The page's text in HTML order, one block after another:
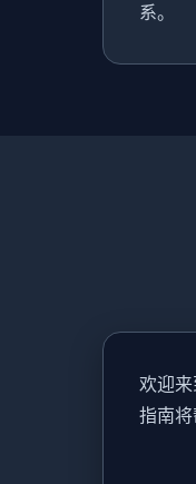
系。
欢迎
指南将